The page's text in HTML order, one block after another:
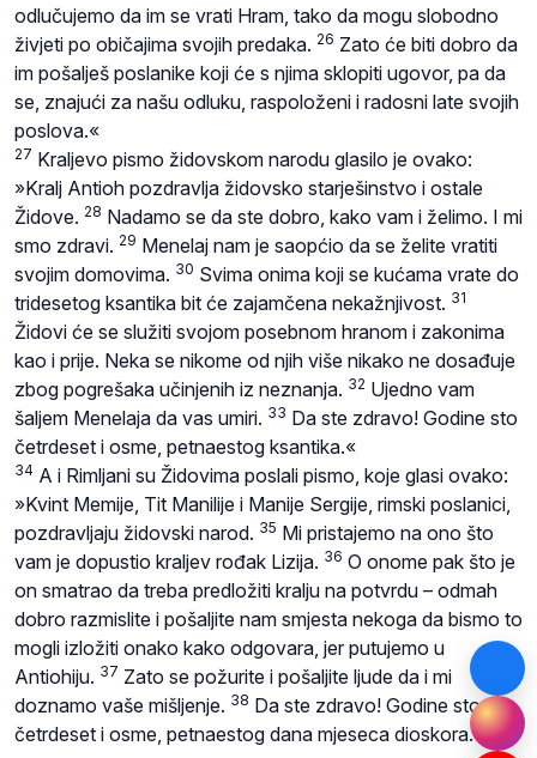
odlučujemo da im se vrati Hram, tako da mogu slobodno
živjeti po običajima svojih predaka. 26 Zato će biti dobro da
im pošalješ poslanike koji će s njima sklopiti ugovor, pa da
se, znajući za našu odluku, raspoloženi i radosni late svojih
poslova.«
27 Kraljevo pismo židovskom narodu glasilo je ovako:
»Kralj Antioh pozdravlja židovsko starješinstvo i ostale
Židove. 28 Nadamo se da ste dobro, kako vam i želimo. I mi
smo zdravi. 29 Menelaj nam je saopćio da se želite vratiti
svojim domovima. 30 Svima onima koji se kućama vrate do
tridesetog ksantika bit će zajamčena nekažnjivost. 31
Židovi će se služiti svojom posebnom hranom i zakonima
kao i prije. Neka se nikome od njih više nikako ne dosađuje
zbog pogrešaka učinjenih iz neznanja. 32 Ujedno vam
šaljem Menelaja da vas umiri. 33 Da ste zdravo! Godine sto
četrdeset i osme, petnaestog ksantika.«
34 A i Rimljani su Židovima poslali pismo, koje glasi ovako:
»Kvint Memije, Tit Manilije i Manije Sergije, rimski poslanici,
pozdravljaju židovski narod. 35 Mi pristajemo na ono što
vam je dopustio kraljev rođak Lizija. 36 O onome pak što je
on smatrao da treba predložiti kralju na potvrdu – odmah
dobro razmislite i pošaljite nam smjesta nekoga da bismo to
mogli izložiti onako kako odgovara, jer putujemo u
Antiohiju. 37 Zato se požurite i pošaljite ljude da i mi
doznamo vaše mišljenje. 38 Da ste zdravo! Godine sto
četrdeset i osme, petnaestog dana mjeseca dioskora.«